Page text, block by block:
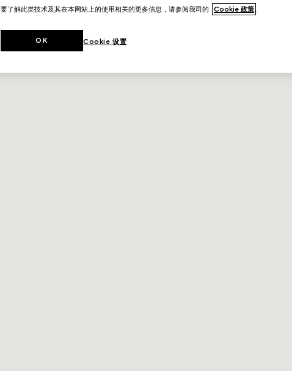
要了解此类技术及其在本网站上的使用相关的更多信息，请参阅我司的 Cookie 政策。
Cookie 设置
OK